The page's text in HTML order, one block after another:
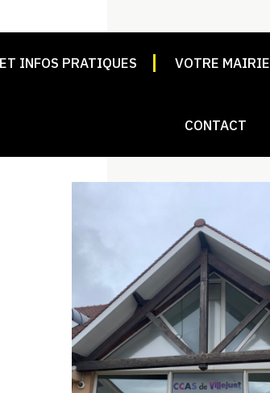
INFOS PRATIQUES VOTRE MAIRIE
CONTACT